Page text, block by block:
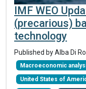
IMF WEO
(precarious)
technology
Published byAlba Di
Macroeconomic
United States of